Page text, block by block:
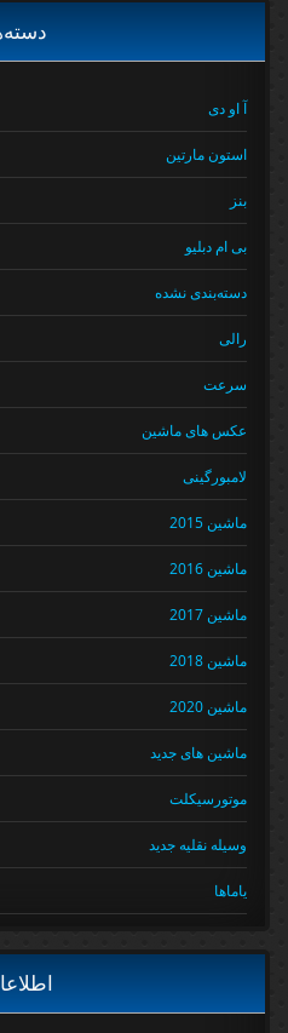
دسته‌ها
آ او دی
استون مارتین
بی ام دبلیو
دسته‌بندی نشده
رالی
سرعت
عکس های ماشین
لامبورگینی
ماشین 2015
ماشین 2016
ماشین 2017
ماشین 2018
ماشین 2020
ماشین های جدید
موتورسیکلت
وسیله نقلیه جدید
یاماها
اطلاعات